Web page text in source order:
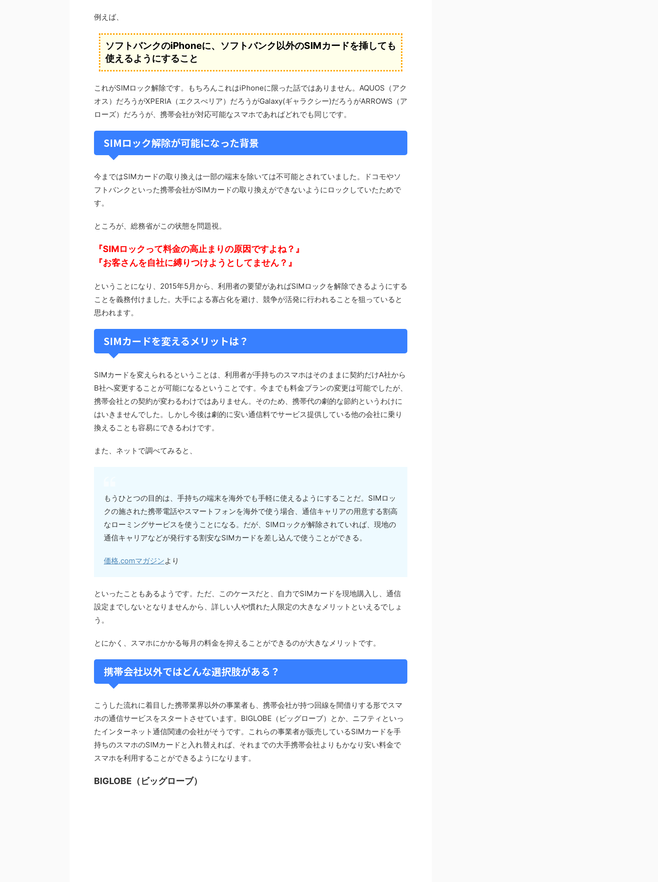
例えば、
ソフトバンクのiPhoneに、ソフトバンク以外のSIMカードを挿しても
使えるようにすること
これがSIMロック解除です。もちろんこれはiPhoneに限った話ではありません。AQUOS（アク
オス）だろうがXPERIA（エクスぺリア）だろうがGalaxy(ギャラクシー)だろうがARROWS（ア
ローズ）だろうが、携帯会社が対応可能なスマホであればどれでも同じです。
SIMロック解除が可能になった背景
今まではSIMカードの取り換えは一部の端末を除いては不可能とされていました。ドコモやソ
フトバンクといった携帯会社がSIMカードの取り換えができないようにロックしていたためで
す。
ところが、総務省がこの状態を問題視。
『SIMロックって料金の高止まりの原因ですよね？』
『お客さんを自社に縛りつけようとしてません？』
ということになり、2015年5月から、利用者の要望があればSIMロックを解除できるようにする
ことを義務付けました。大手による寡占化を避け、競争が活発に行われることを狙っていると
思われます。
SIMカードを変えるメリットは？
SIMカードを変えられるということは、利用者が手持ちのスマホはそのままに契約だけA社から
B社へ変更することが可能になるということです。今までも料金プランの変更は可能でしたが、
携帯会社との契約が変わるわけではありません。そのため、携帯代の劇的な節約というわけに
はいきませんでした。しかし今後は劇的に安い通信料でサービス提供している他の会社に乗り
換えることも容易にできるわけです。
また、ネットで調べてみると、
もうひとつの目的は、手持ちの端末を海外でも手軽に使えるようにすることだ。SIMロッ
クの施された携帯電話やスマートフォンを海外で使う場合、通信キャリアの用意する割高
なローミングサービスを使うことになる。だが、SIMロックが解除されていれば、現地の
通信キャリアなどが発行する割安なSIMカードを差し込んで使うことができる。
価格.comマガジンより
といったこともあるようです。ただ、このケースだと、自力でSIMカードを現地購入し、通信
設定までしないとなりませんから、詳しい人や慣れた人限定の大きなメリットといえるでしょ
う。
とにかく、スマホにかかる毎月の料金を抑えることができるのが大きなメリットです。
携帯会社以外ではどんな選択肢がある？
こうした流れに着目した携帯業界以外の事業者も、携帯会社が持つ回線を間借りする形でスマ
ホの通信サービスをスタートさせています。BIGLOBE（ビッグローブ）とか、ニフティといっ
たインターネット通信関連の会社がそうです。これらの事業者が販売しているSIMカードを手
持ちのスマホのSIMカードと入れ替えれば、それまでの大手携帯会社よりもかなり安い料金で
スマホを利用することができるようになります。
BIGLOBE（ビッグローブ）